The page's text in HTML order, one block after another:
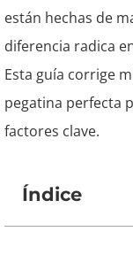
están hechas de
diferencia radica
Esta guía corrige
pegatina perfecta
factores clave.
Índice